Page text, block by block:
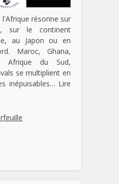
résonne sur
sur le continent
au Japon ou en
Maroc, Ghana,
Afrique du Sud,
se multiplient en
inépuisables… Lire